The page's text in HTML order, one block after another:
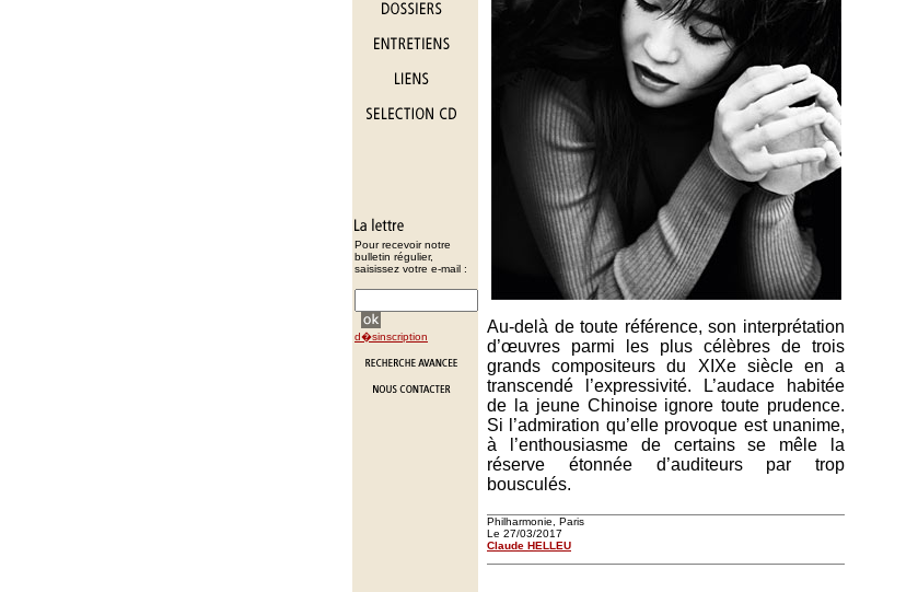
Pour recevoir notre
bulletin régulier,
saisissez votre e-mail :
d�sinscription
Au-delà de toute référence, son interprétation
d’œuvres parmi les plus célèbres de trois
grands compositeurs du XIXe siècle en a
transcendé l’expressivité. L’audace habitée
de la jeune Chinoise ignore toute prudence.
Si l’admiration qu’elle provoque est unanime,
à l’enthousiasme de certains se mêle la
réserve étonnée d’auditeurs par trop
bousculés.
Philharmonie, Paris
Le 27/03/2017
Claude HELLEU